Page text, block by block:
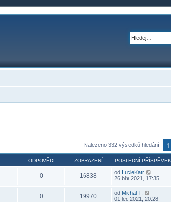
Nalezeno 332 výsledků hledání 1
ODPOVĚDI ZOBRAZENÍ POSLEDNÍ PŘÍSPĚVEK
0 16838 od LucieKatr
26 bře 2021, 17:35
0 19970 od Michal T.
01 led 2021, 20:28